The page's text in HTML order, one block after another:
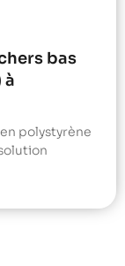
bas
à
polystyrène